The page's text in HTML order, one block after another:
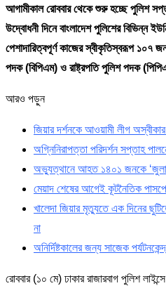
আগামীকাল রোববার থেকে শুরু হচ্ছে পুলিশ
উদ্বোধনী দিনে বাংলাদেশ পুলিশের বিভিন্ন
পেশাদারিত্বপূর্ণ কাজের স্বীকৃতিস্বরূপ ১০৭
পদক (বিপিএম) ও রাষ্ট্রপতি পুলিশ পদক
আরও পড়ুন
জিয়ার দর্শনকে আওয়ামী লীগ
অগ্নিনিরাপত্তা পরিদর্শন সপ্তাহ
অভ্যুত্থানে আহত ১৪০১ জনকে
মেয়াদ শেষের আগেই কূটনৈতিক
খালেদা জিয়ার মৃত্যুতে এক দিনের
না
অনির্দিষ্টকালের জন্য সাজেক
রোববার (১০ মে) ঢাকার রাজারবাগ পুলিশ